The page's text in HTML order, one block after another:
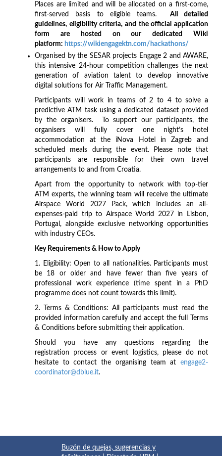
Places are limited and will be allocated on a first-come,
first-served basis to eligible teams. All detailed
guidelines, eligibility criteria, and the official application
form are hosted on our dedicated Wiki
platform: https://wikiengagektn.com/hackathons/
Organised by the SESAR projects Engage 2 and AWARE,
this intensive 24-hour competition challenges the next
generation of aviation talent to develop innovative
digital solutions for Air Traffic Management.
Participants will work in teams of 2 to 4 to solve a
predictive ATM task using a dedicated dataset provided
by the organisers. To support our participants, the
organisers will fully cover one night’s hotel
accommodation at the iNova Hotel in Zagreb and
scheduled meals during the event. Please note that
participants are responsible for their own travel
arrangements to and from Croatia.
Apart from the opportunity to network with top-tier
ATM experts, the winning team will receive the ultimate
Airspace World 2027 Pack, which includes an all-
expenses-paid trip to Airspace World 2027 in Lisbon,
Portugal, alongside exclusive networking opportunities
with industry CEOs.
Key Requirements & How to Apply
1. Eligibility: Open to all nationalities. Participants must
be 18 or older and have fewer than five years of
professional work experience (time spent in a PhD
programme does not count towards this limit).
2. Terms & Conditions: All participants must read the
provided information carefully and accept the full Terms
& Conditions before submitting their application.
Should you have any questions regarding the
registration process or event logistics, please do not
hesitate to contact the organising team at engage2-
coordinator@dblue.it.
Buzón de quejas, sugerencias y